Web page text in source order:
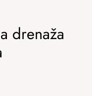
drenaža